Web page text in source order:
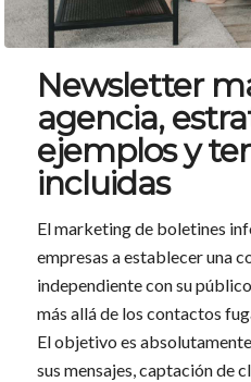
Newsletter
agencia,
ejemplos y
incluidas
El marketing de boletines
empresas a establecer una
independiente con su
más allá de los contactos
El objetivo es
sus mensajes, captación de